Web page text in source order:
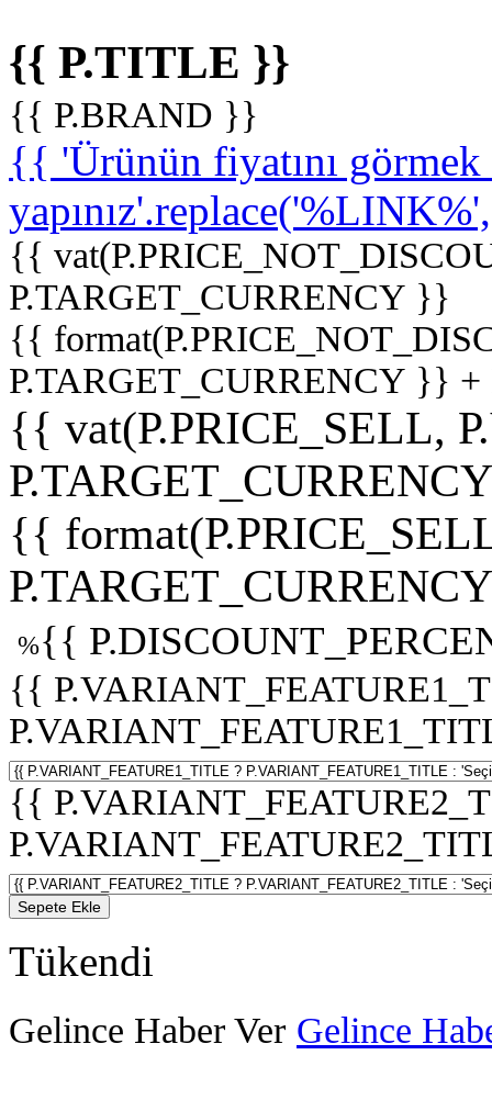
{{ P.TITLE }}
{{ P.BRAND }}
{{ 'Ürünün fiyatını
{{
P.TARGET_CURRENCY }}
{{
P.TARGET_CURRENCY }}
{{ vat(P.PRICE_SELL,
{{
%{{
{{
{{
Sepete Ekle
Tükendi
Gelince Haber Ver Gelince